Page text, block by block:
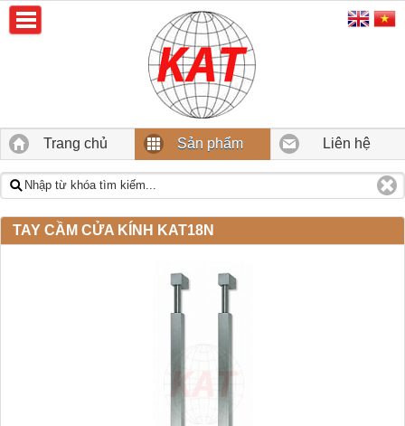
Trang chủ Sản phẩm Liên hệ
TAY CẦM CỬA KÍNH KAT18N